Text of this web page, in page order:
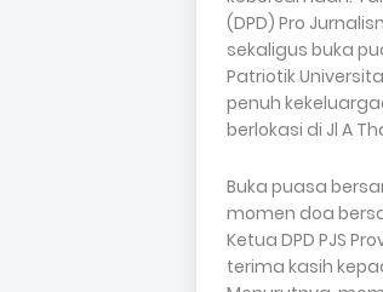
(DPD) Pro
sekaligus buka
Patriotik
penuh
berlokasi di Jl A
Buka puasa
momen doa
Ketua DPD PJS
terima kasih